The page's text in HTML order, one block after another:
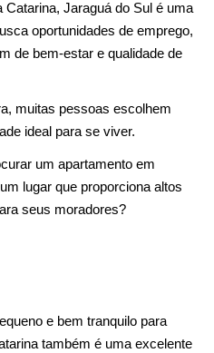
Catarina, Jaraguá do Sul é uma
oportunidades de emprego,
de bem-estar e qualidade de
muitas pessoas escolhem
ideal para se viver.
um apartamento em
lugar que proporciona altos
seus moradores?
e bem tranquilo para
também é uma excelente